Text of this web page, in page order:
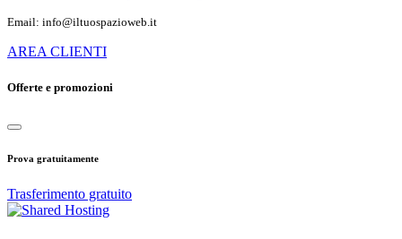
Email: info@iltuospazioweb.it
AREA CLIENTI
Offerte e promozioni
Prova gratuitamente
Trasferimento gratuito